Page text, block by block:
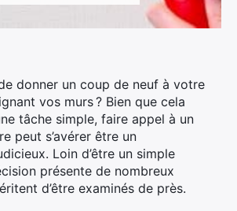
donner un coup de neuf à votre
vos murs ? Bien que cela
tâche simple, faire appel à un
peut s’avérer être un
Loin d’être un simple
présente de nombreux
d’être examinés de près.